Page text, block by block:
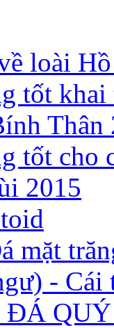
loài
tốt
Thân
tốt cho
2015
mặt
- Cái
QUÝ